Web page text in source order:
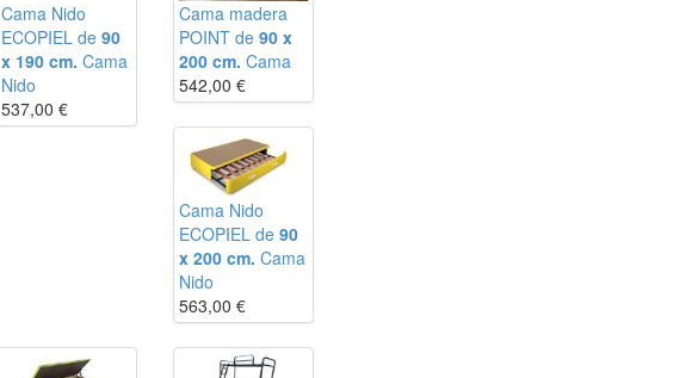
Cama Nido
ECOPIEL de90
x 190 cm.Cama
Nido
537,00 €
Cama madera
POINT de 90 x
200 cm. Cama
542,00 €
Cama Nido
ECOPIEL de 90
x 200 cm. Cama
Nido
563,00 €